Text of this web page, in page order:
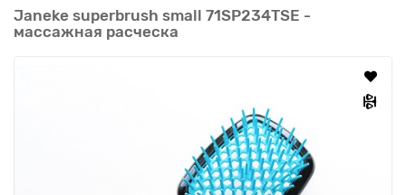
Janeke superbrush small 71SP234TSE -
массажная расческа